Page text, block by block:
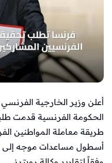
أعلن وزير الخارجية
الحكومة الفرنسية قدمت
طريقة معاملة المواطنين
أسطول مساعدات موجه إلى